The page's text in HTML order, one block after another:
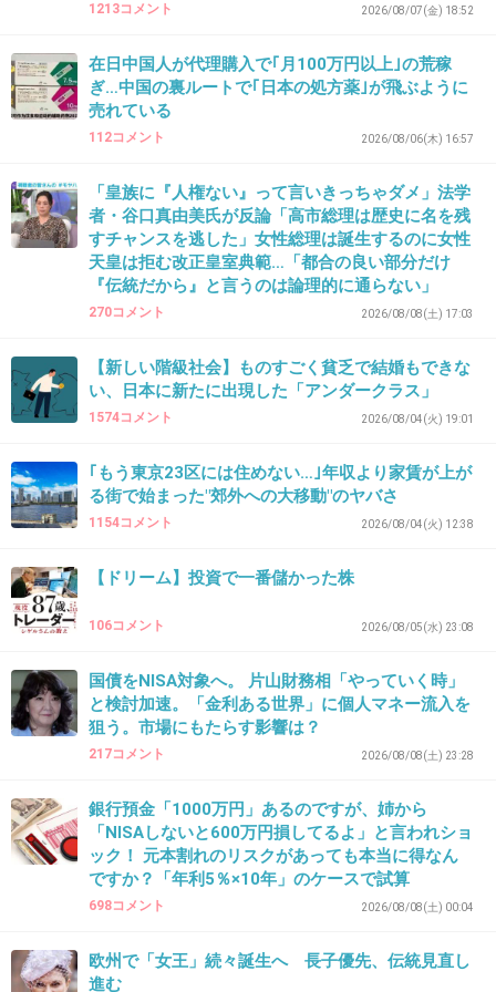
1213コメント 2026/08/07(金) 18:52
在日中国人が代理購入で｢月100万円以上｣の荒稼
ぎ…中国の裏ルートで｢日本の処方薬｣が飛ぶように
売れている
112コメント 2026/08/06(木) 16:57
「皇族に『人権ない』って言いきっちゃダメ」法学
者・谷口真由美氏が反論「高市総理は歴史に名を残
すチャンスを逃した」女性総理は誕生するのに女性
天皇は拒む改正皇室典範…「都合の良い部分だけ
『伝統だから』と言うのは論理的に通らない」
270コメント 2026/08/08(土) 17:03
【新しい階級社会】ものすごく貧乏で結婚もできな
い、日本に新たに出現した「アンダークラス」
1574コメント 2026/08/04(火) 19:01
｢もう東京23区には住めない…｣年収より家賃が上が
る街で始まった"郊外への大移動"のヤバさ
1154コメント 2026/08/04(火) 12:38
【ドリーム】投資で一番儲かった株
106コメント 2026/08/05(水) 23:08
国債をNISA対象へ。 片山財務相「やっていく時」
と検討加速。「金利ある世界」に個人マネー流入を
狙う。市場にもたらす影響は？
217コメント 2026/08/08(土) 23:28
銀行預金「1000万円」あるのですが、姉から
「NISAしないと600万円損してるよ」と言われショ
ック！ 元本割れのリスクがあっても本当に得なん
ですか？「年利5％×10年」のケースで試算
698コメント 2026/08/08(土) 00:04
欧州で「女王」続々誕生へ 長子優先、伝統見直し
進む